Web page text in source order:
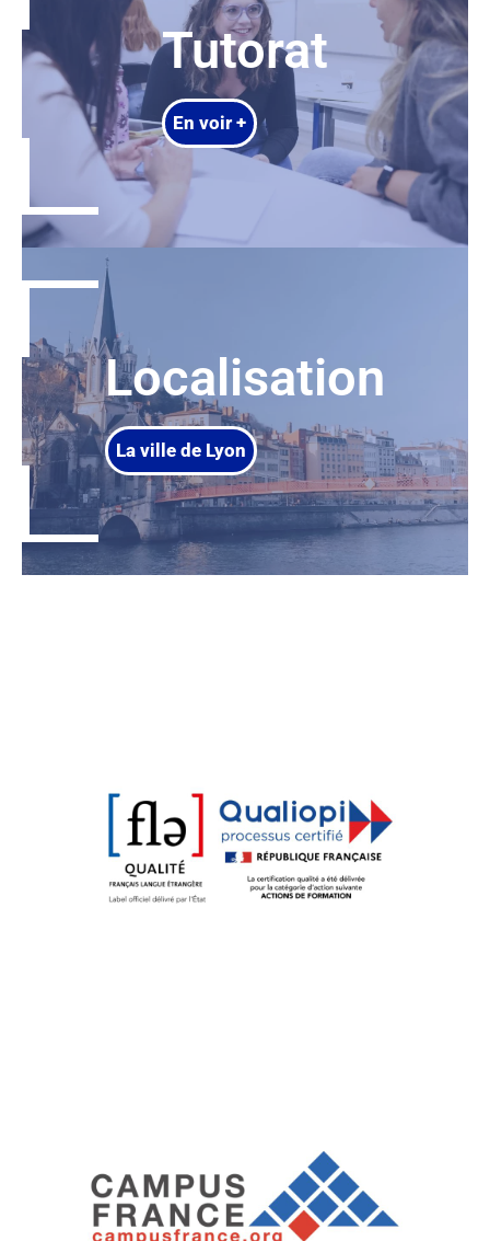
Tutorat
En voir +
Localisation
La ville de Lyon